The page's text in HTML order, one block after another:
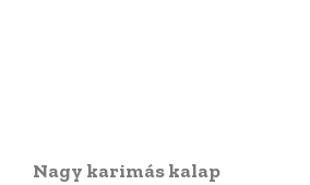
Nagy karimás kalap